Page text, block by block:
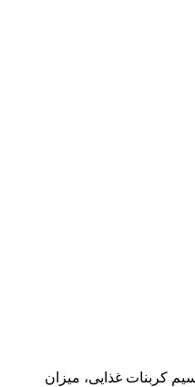
کربنات غذایی، میزان